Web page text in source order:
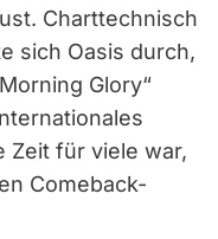
Charttechnisch
sich Oasis durch,
Glory“
Zeit für viele war,
Comeback-